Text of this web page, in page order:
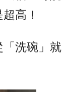
高！
洗碗」就